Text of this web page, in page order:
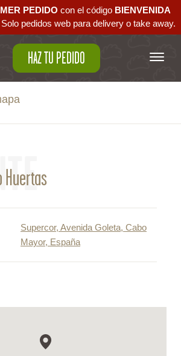
PEDIDO con el código ‪ BIENVENIDA‬
pedidos web para delivery o take away.
HAZ TU PEDIDO
Huertas
Supercor, Avenida Goleta, Cabo
Mayor, España